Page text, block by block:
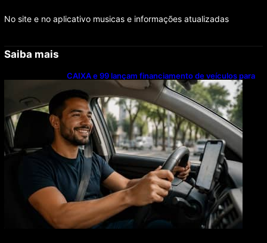
No site e no aplicativo musicas e informações atualizadas
Saiba mais
CAIXA e 99 lançam financiamento de veículos para
motoristas parceiros; confira as regras